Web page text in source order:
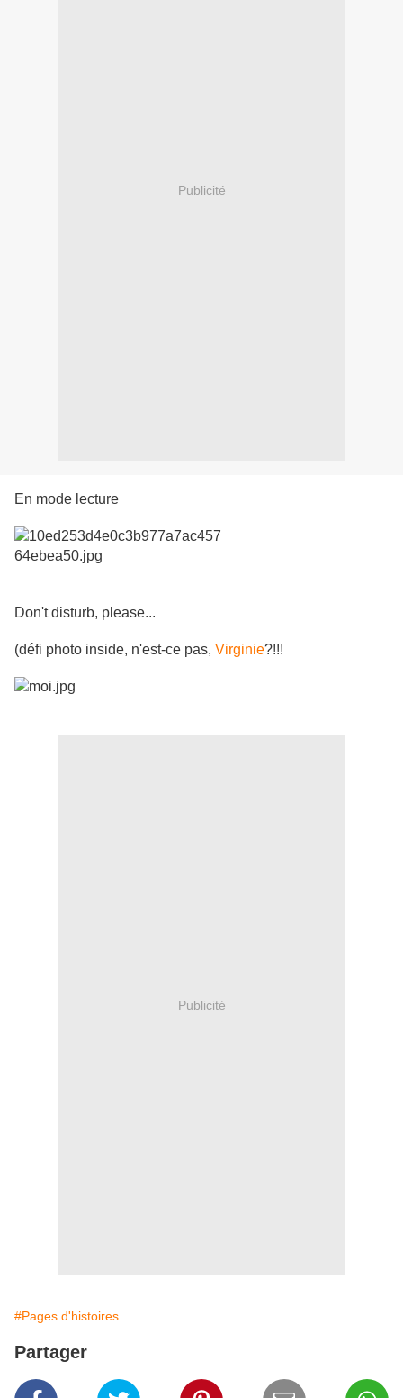
Publicité
En mode lecture
Don't disturb, please...
(défi photo inside, n'est-ce pas, Virginie?!!!
Publicité
#Pages d'histoires
Partager